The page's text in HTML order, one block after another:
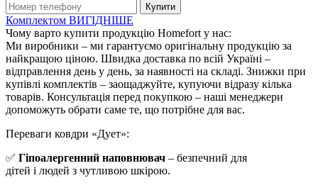
Купити
Комплектом ВИГІДНІШЕ
Чому варто купити продукцію Homefort у нас:
Ми виробники – ми гарантуємо оригінальну продукцію за
найкращою ціною. Швидка доставка по всій Україні –
відправлення день у день, за наявності на складі. Знижки при
купівлі комплектів – заощаджуйте, купуючи відразу кілька
товарів. Консультація перед покупкою – наші менеджери
допоможуть обрати саме те, що потрібне для вас.
Переваги ковдри «Дует»:
✅ Гіпоалергенний наповнювач – безпечний для
дітей і людей з чутливою шкірою.